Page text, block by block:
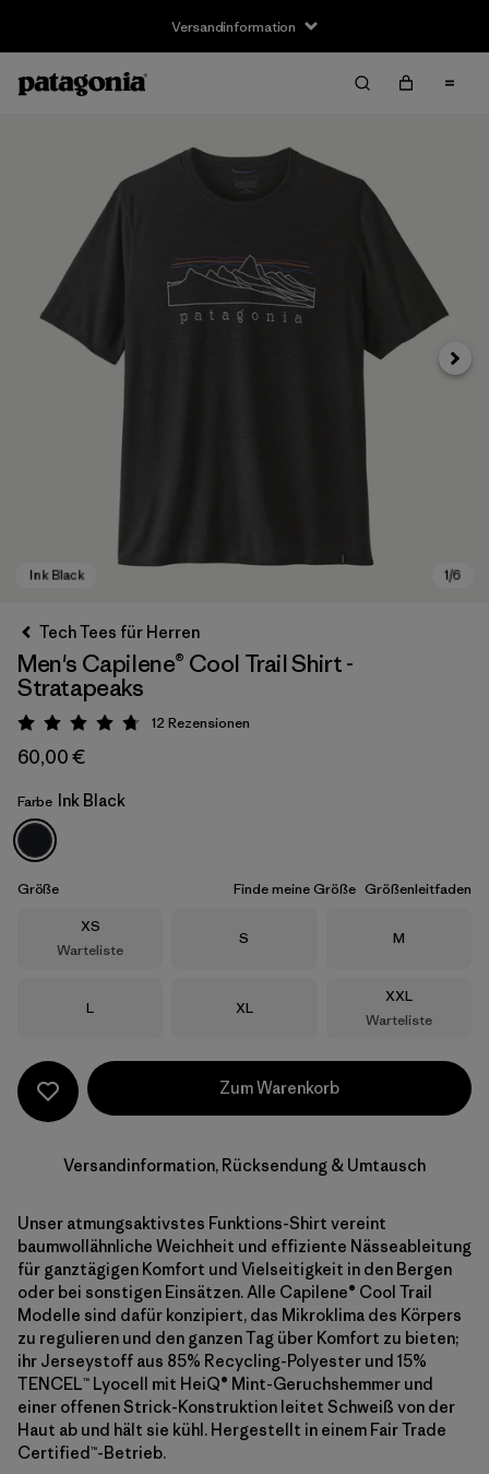
Versandinformation
Ink Black
Tech Tees für Herren
Men's Capilene® Cool Trail Shirt -
Stratapeaks
Bewertung: 4.8 / 5
12 Rezensionen
60,00 €
Farbe Ink Black
Größe Finde meine Größe Größenleitfaden
Größe
XS
Warteliste
Größe
S Größe
M
Größe
L Größe
XL
Größe
XXL
Warteliste
Zum Warenkorb
Versandinformation, Rücksendung & Umtausch
Unser atmungsaktivstes Funktions-Shirt vereint
baumwollähnliche Weichheit und effiziente Nässeableitung
für ganztägigen Komfort und Vielseitigkeit in den Bergen
oder bei sonstigen Einsätzen. Alle Capilene® Cool Trail
Modelle sind dafür konzipiert, das Mikroklima des Körpers
zu regulieren und den ganzen Tag über Komfort zu bieten;
ihr Jerseystoff aus 85% Recycling-Polyester und 15%
TENCEL™ Lyocell mit HeiQ® Mint-Geruchshemmer und
einer offenen Strick-Konstruktion leitet Schweiß von der
Haut ab und hält sie kühl. Hergestellt in einem Fair Trade
Certified™-Betrieb.